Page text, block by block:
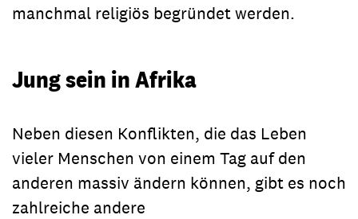
manchmal religiös begründet werden.
Jung sein in Afrika
Neben diesen Konflikten, die das Leben
vieler Menschen von einem Tag auf den
anderen massiv ändern können, gibt es noch
zahlreiche andere